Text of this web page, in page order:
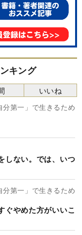
キング
第一」で生きるため
しない。では、いつ
第一」で生きるため
ぐやめた方がいいこ
いいね